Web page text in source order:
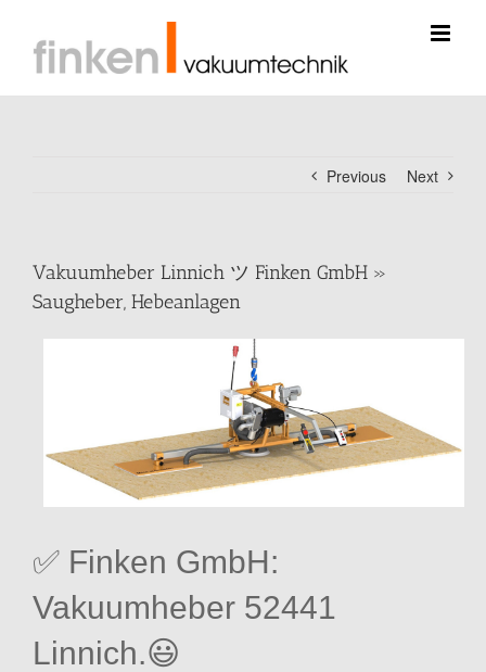
content
Previous Next
Vakuumheber Linnich ツ Finken GmbH »
Saugheber, Hebeanlagen
✅ Finken GmbH:
Vakuumheber 52441
Linnich.😃